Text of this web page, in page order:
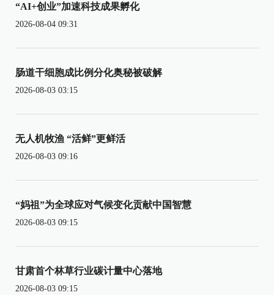
“AI+创业”加速科技成果孵化
2026-08-04 09:31
肠道干细胞成比例分化奥秘被破解
2026-08-03 03:15
无人机牧渔 “活鲜”更鲜活
2026-08-03 09:16
“妈祖”为全球应对气候变化贡献中国智慧
2026-08-03 09:15
甘肃首个林草行业碳计量中心落地
2026-08-03 09:15